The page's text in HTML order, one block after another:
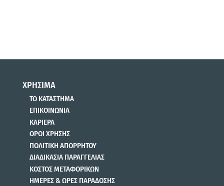
ΧΡΗΣΙΜΑ
ΤΟ ΚΑΤΑΣΤΗΜΑ
ΕΠΙΚΟΙΝΩΝΙΑ
ΚΑΡΙΕΡΑ
ΟΡΟΙ ΧΡΗΣΗΣ
ΠΟΛΙΤΙΚΗ ΑΠΟΡΡΗΤΟΥ
ΔΙΑΔΙΚΑΣΙΑ ΠΑΡΑΓΓΕΛΙΑΣ
ΚΟΣΤΟΣ ΜΕΤΑΦΟΡΙΚΩΝ
ΗΜΕΡΕΣ & ΩΡΕΣ ΠΑΡΑΔΟΣΗΣ